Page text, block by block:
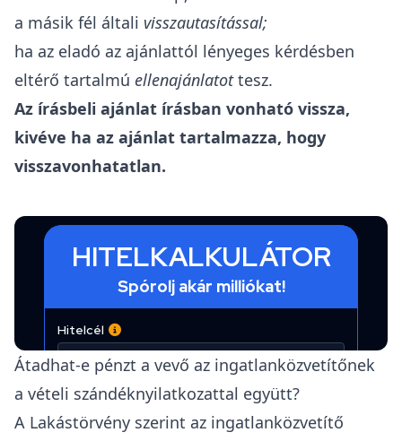
a másik fél általi visszautasítással;
ha az eladó az ajánlattól lényeges kérdésben
eltérő tartalmú ellenajánlatottesz.
Az írásbeli ajánlat írásban vonható vissza,
kivéve ha az ajánlat tartalmazza, hogy
visszavonhatatlan.